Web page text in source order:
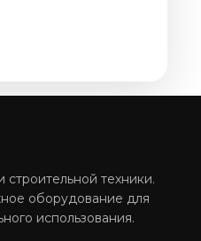
строительной техники.
оборудование для
использования.